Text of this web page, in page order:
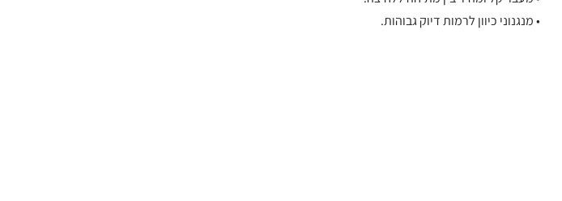
• מנגנוני כיוון לרמות דיוק גבוהות.